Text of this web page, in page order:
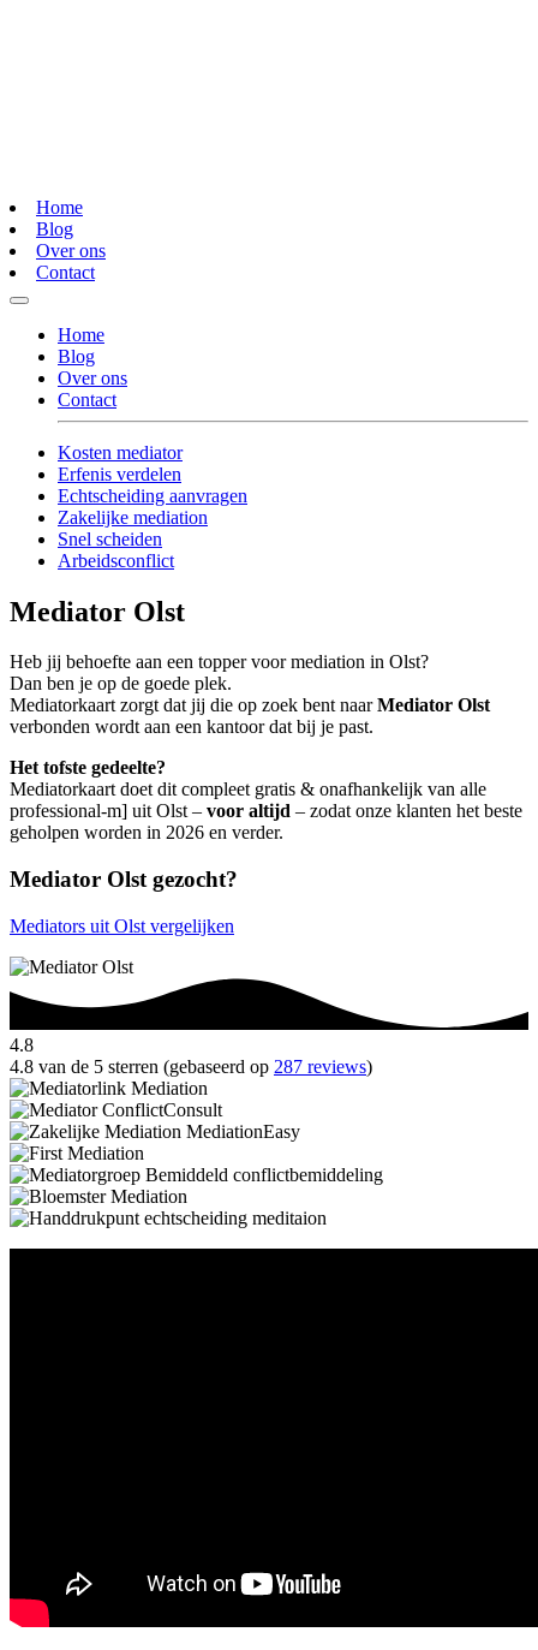
Home
Blog
Over ons
Contact
Home
Blog
Over ons
Contact
Kosten mediator
Erfenis verdelen
Echtscheiding aanvragen
Zakelijke mediation
Snel scheiden
Arbeidsconflict
Mediator Olst
Heb jij behoefte aan een topper voor mediation in Olst?
Dan ben je op de goede plek.
Mediatorkaart zorgt dat jij die op zoek bent naarMediator Olst
verbonden wordt aan een kantoor dat bij je past.
Het tofste gedeelte?
Mediatorkaart doet dit compleet gratis & onafhankelijk van alle
professional-m] uit Olst – voor altijd – zodat onze klanten het beste
geholpen worden in 2026 en verder.
Mediator Olst gezocht?
Mediators uit Olst vergelijken
4.8
4.8 van de 5 sterren (gebaseerd op 287 reviews)